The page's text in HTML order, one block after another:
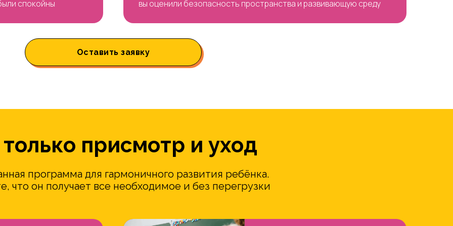
спокойны вы оценили безопасность пространства и развивающую среду
Оставить заявку
присмотр и уход
программа для гармоничного развития ребёнка.
что он получает все необходимое и без перегрузки